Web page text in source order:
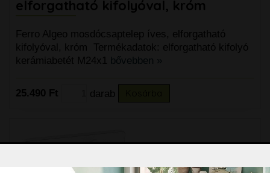
elforgatható kifolyóval, króm
Ferro Algeo mosdócsaptelep íves, elforgatható
kifolyóval, króm Termékadatok: elforgatható kifolyó
kerámiabetét M24x1 bővebben »
25.490 Ft darab